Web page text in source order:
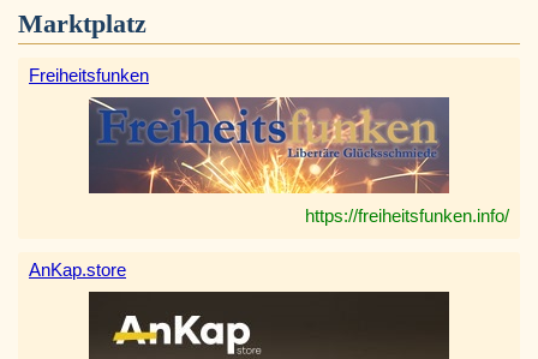
Marktplatz
Freiheitsfunken
https://freiheitsfunken.info/
AnKap.store